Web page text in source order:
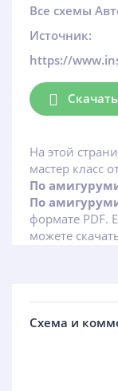
Все схемы
Источник:
https://
На этой
мастер класс
По
По
формате PDF.
можете
Схема и